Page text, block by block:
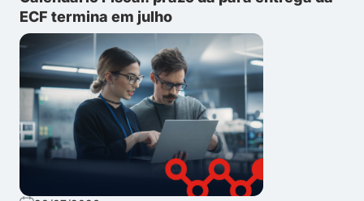
ECF termina em julho